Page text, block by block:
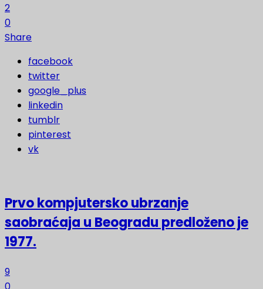
2
0
Share
facebook
twitter
google_plus
linkedin
tumblr
pinterest
vk
Prvo kompjutersko ubrzanje
saobraćaja u Beogradu predloženo je
1977.
9
0